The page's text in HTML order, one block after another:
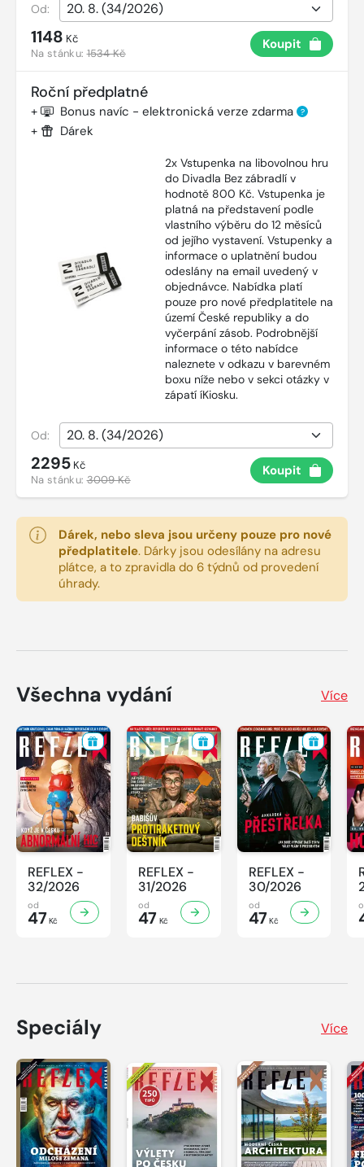
Od:
1148 Kč
Na stánku:1534 Kč
Koupit
Roční předplatné
+ Bonus navíc - elektronická verze zdarma ?
+ Dárek
2x Vstupenka na libovolnou hru
do Divadla Bez zábradlí v
hodnotě 800 Kč. Vstupenka je
platná na představení podle
vlastního výběru do 12 měsíců
od jejího vystavení. Vstupenky a
informace o uplatnění budou
odeslány na email uvedený v
objednávce. Nabídka platí
pouze pro nové předplatitele na
území České republiky a do
vyčerpání zásob. Podrobnější
informace o této nabídce
naleznete v odkazu v barevném
boxu níže nebo v sekci otázky v
zápatí íKiosku.
Od:
2295 Kč
Na stánku:3009 Kč
Koupit
Dárek, nebo sleva jsou určeny pouze pro nové
předplatitele. Dárky jsou odesílány na adresu
plátce, a to zpravidla do 6 týdnů od provedení
úhrady.
Všechna vydání Více
REFLEX -
32/2026
od
47 Kč
REFLEX -
31/2026
od
47 Kč
REFLEX -
30/2026
od
47Kč
Speciály Více